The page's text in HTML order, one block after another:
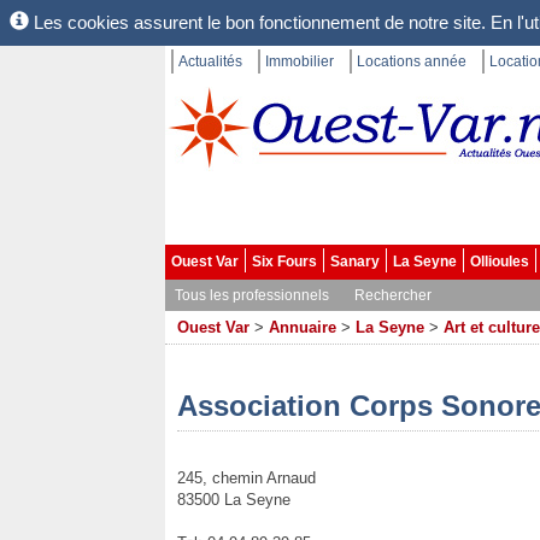
Les cookies assurent le bon fonctionnement de notre site. En
Actualités Immobilier Locations année
Ouest Var Six Fours Sanary La Seyne Ollioules
Tous les professionnels
Rechercher
Ouest Var > Annuaire > La Seyne > Art et culture
Association Corps Sonore
245, chemin Arnaud
83500 La Seyne